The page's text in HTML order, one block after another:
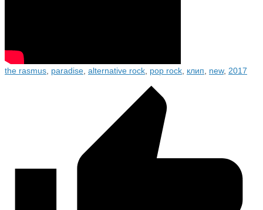
the rasmus paradise alternative rock pop rock клип new, 2017